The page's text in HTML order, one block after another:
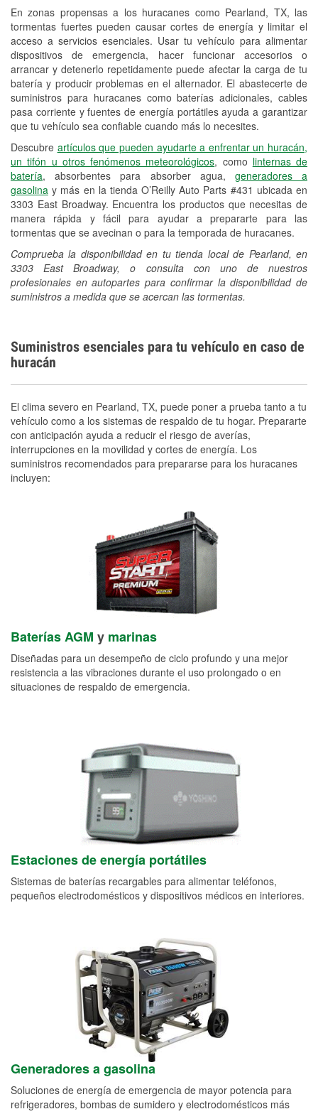
En zonas propensas a los huracanes como Pearland, TX, las
tormentas fuertes pueden causar cortes de energía y limitar el
acceso a servicios esenciales. Usar tu vehículo para alimentar
dispositivos de emergencia, hacer funcionar accesorios o
arrancar y detenerlo repetidamente puede afectar la carga de tu
batería y producir problemas en el alternador. El abastecerte de
suministros para huracanes como baterías adicionales, cables
pasa corriente y fuentes de energía portátiles ayuda a garantizar
que tu vehículo sea confiable cuando más lo necesites.
Descubre artículos que pueden ayudarte a enfrentar un huracán,
un tifón u otros fenómenos meteorológicos, como linternas de
batería, absorbentes para absorber agua, generadores a
gasolina y más en la tienda O’Reilly Auto Parts #431 ubicada en
3303 East Broadway. Encuentra los productos que necesitas de
manera rápida y fácil para ayudar a prepararte para las
tormentas que se avecinan o para la temporada de huracanes.
Comprueba la disponibilidad en tu tienda local de Pearland, en
3303 East Broadway, o consulta con uno de nuestros
profesionales en autopartes para confirmar la disponibilidad de
suministros a medida que se acercan las tormentas.
freno
Hurricane Supplies
Tornado Supplies
Conoce más
Suministros esenciales para tu vehículo en caso de
huracán
El clima severo en Pearland, TX, puede poner a prueba tanto a tu
vehículo como a los sistemas de respaldo de tu hogar. Prepararte
con anticipación ayuda a reducir el riesgo de averías,
interrupciones en la movilidad y cortes de energía. Los
suministros recomendados para prepararse para los huracanes
incluyen:
Baterías AGM y marinas
Diseñadas para un desempeño de ciclo profundo y una mejor
resistencia a las vibraciones durante el uso prolongado o en
situaciones de respaldo de emergencia.
Estaciones de energía portátiles
Sistemas de baterías recargables para alimentar teléfonos,
pequeños electrodomésticos y dispositivos médicos en interiores.
Generadores a gasolina
Soluciones de energía de emergencia de mayor potencia para
refrigeradores, bombas de sumidero y electrodomésticos más